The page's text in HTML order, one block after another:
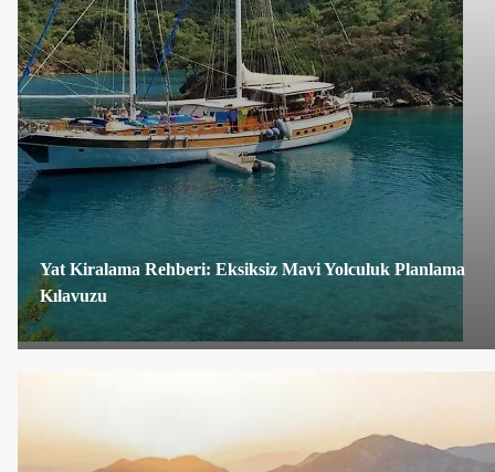
Yat Kiralama Rehberi: Eksiksiz Mavi Yolculuk Planlama
Kılavuzu